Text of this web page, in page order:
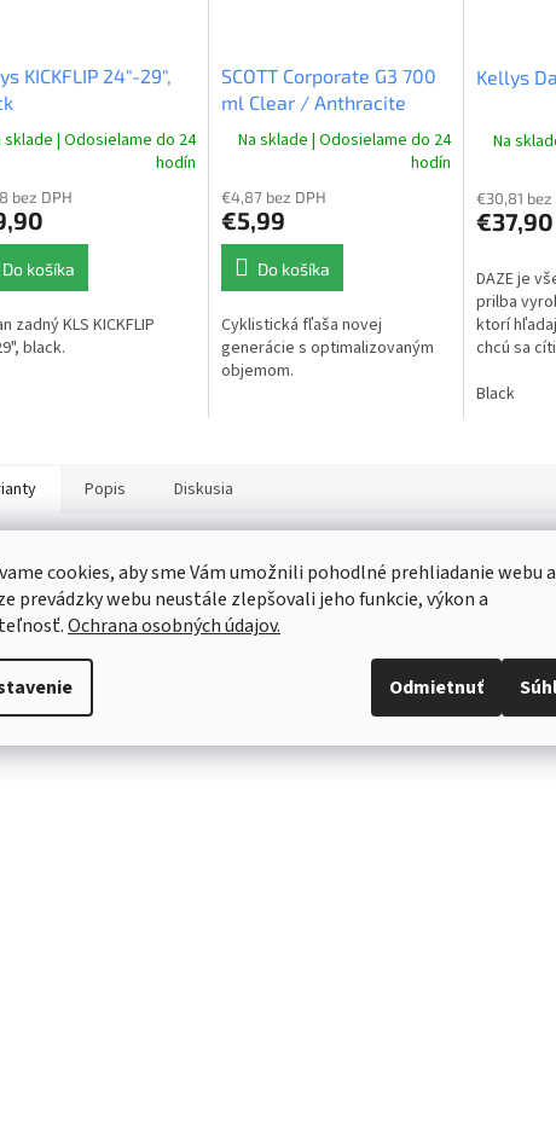
cookies, aby sme Vám umožnili pohodlné prehliadanie webu
prevádzky webu neustále zlepšovali jeho funkcie, výkon a
Ochrana osobných údajov.
Odmietnuť
M
O
KICKFLIP 24"-29",
sklade | Odosielame do 24
hodín
bez DPH
Do košíka
zadný KLS KICKFLIP
black.
SCOTT Corporate G3 700
ml Clear / Anthracite
Na sklade | Odosielame do 24
hodín
€4,87 bez DPH
€5,99
Do košíka
Cyklistická fľaša novej
generácie s optimalizovaným
objemom.
Kellys
Na
€30,81 bez
€37,90
DAZE je
prilba
ktorí
chcú sa
In-mold
Black
Popis Diskusia
27,5"
Na sklade | Odosielame do 24 hodín| 2003/M
Môžeme doručiť do:13.8.2026